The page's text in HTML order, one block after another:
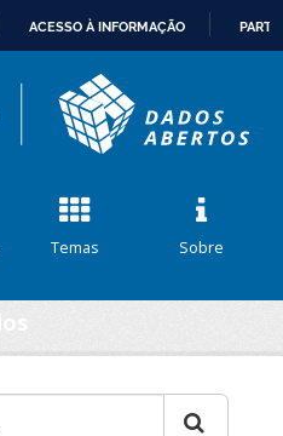
CONTEÚDO
ACESSO À INFORMAÇÃO
Temas Sobre